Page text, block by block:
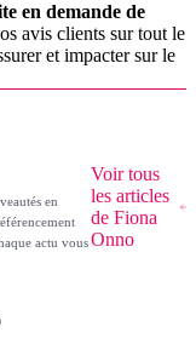
en demande de
avis clients sur tout le
et impacter sur le
en
actu vous
Voir tous
les articles
de Fiona
Onno